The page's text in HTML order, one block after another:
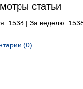
статьи
1538 | За неделю:
(0)